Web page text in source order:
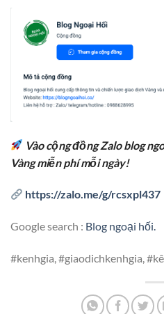
Vào cộng đồng Zalo blog
Vàng miễn phí mỗi ngày!
https://zalo.me/g/rcsxpl437
Google search : Blog ngoại hối.
#kenhgia, #giaodichkenhgia,